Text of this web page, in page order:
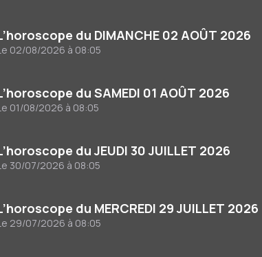
du DIMANCHE 02 AOÛT 2026
02/08/2026 à 08:05
du SAMEDI 01 AOÛT 2026
01/08/2026 à 08:05
du JEUDI 30 JUILLET 2026
30/07/2026 à 08:05
du MERCREDI 29 JUILLET 2026
29/07/2026 à 08:05